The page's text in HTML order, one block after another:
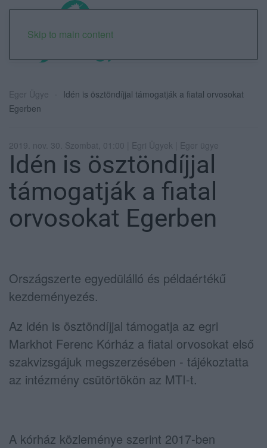
Skip to main content
Eger Ügye
Idén is ösztöndíjjal támogatják a fiatal orvosokat
Egerben
2019. nov. 30. Szombat, 01:00 | Egri Ügyek | Eger ügye
Idén is ösztöndíjjal
támogatják a fiatal
orvosokat Egerben
Országszerte egyedülálló és példaértékű
kezdeményezés.
Az idén is ösztöndíjjal támogatja az egri
Markhot Ferenc Kórház a fiatal orvosokat első
szakvizsgájuk megszerzésében - tájékoztatta
az intézmény csütörtökön az MTI-t.
A kórház közleménye szerint 2017-ben